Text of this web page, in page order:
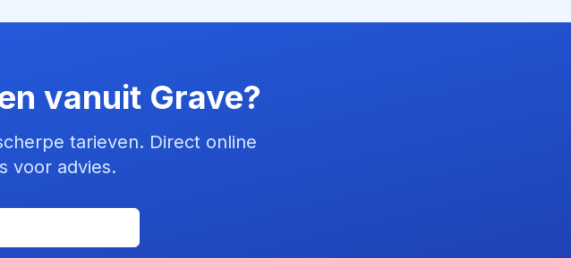
vanuit Grave?
tarieven. Direct online
voor advies.